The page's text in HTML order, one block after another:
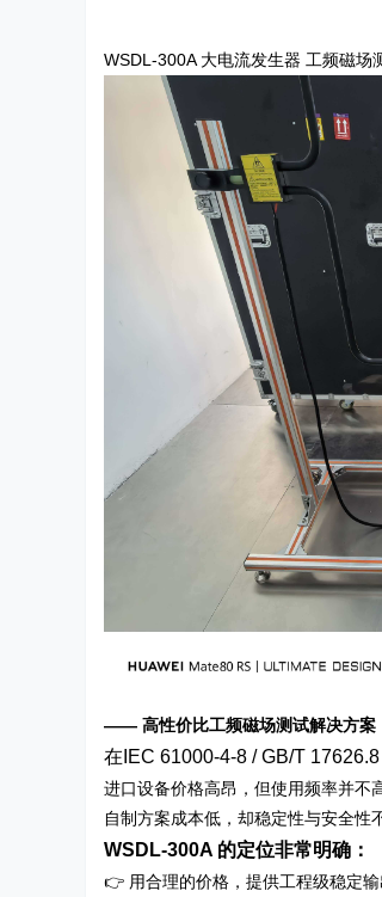
WSDL-300A 大电流发生器 工频磁场
—— 高性价比工频磁场测试解决方案
在IEC 61000-4-8 / GB/T
进口设备价格高昂，但使用频率并不
自制方案成本低，却稳定性与安全性
WSDL-300A 的定位非常明确：
👉 用合理的价格，提供工程级稳定输